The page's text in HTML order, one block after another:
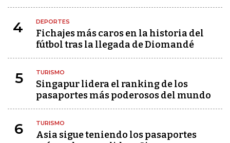
4 DEPORTES
Fichajes más caros en la historia del
fútbol tras la llegada de Diomandé
5 TURISMO
Singapur lidera el ranking de los
pasaportes más poderosos del mundo
6 TURISMO
Asia sigue teniendo los pasaportes